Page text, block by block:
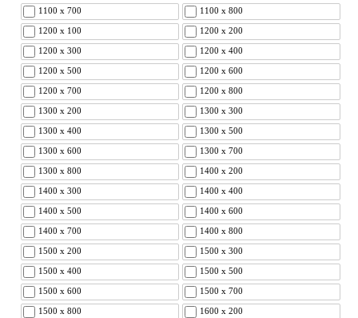
1100 x 700 1100 x 800
1200 x 100 1200 x 200
1200 x 300 1200 x 400
1200 x 500 1200 x 600
1200 x 700 1200 x 800
1300 x 200 1300 x 300
1300 x 400 1300 x 500
1300 x 600 1300 x 700
1300 x 800 1400 x 200
1400 x 300 1400 x 400
1400 x 500 1400 x 600
1400 x 700 1400 x 800
1500 x 200 1500 x 300
1500 x 400 1500 x 500
1500 x 600 1500 x 700
1500 x 800 1600 x 200